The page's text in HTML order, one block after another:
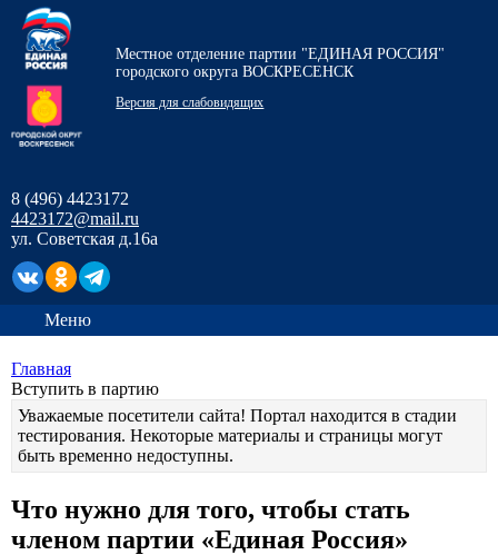
Местное отделение партии "ЕДИНАЯ РОССИЯ"
городского округа ВОСКРЕСЕНСК
Версия для слабовидящих
8 (496) 4423172
4423172@mail.ru
ул. Советская д.16а
Меню
Главная
Вступить в партию
Уважаемые посетители сайта! Портал находится в стадии
тестирования. Некоторые материалы и страницы могут
быть временно недоступны.
Что нужно для того, чтобы стать
членом партии «Единая Россия»